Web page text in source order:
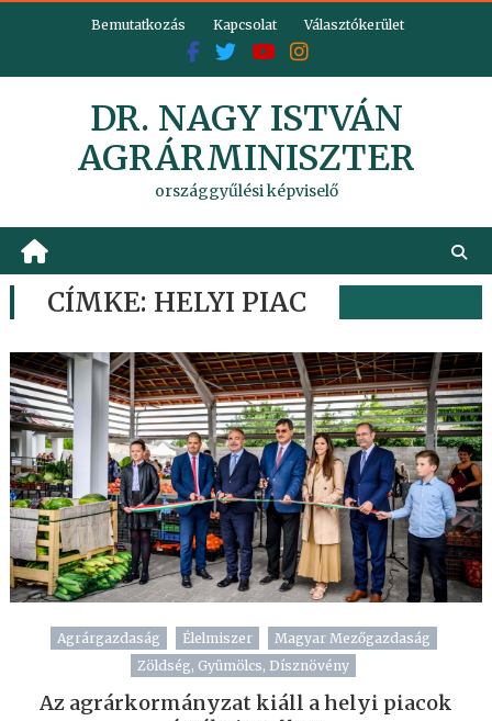
Bemutatkozás Kapcsolat Választókerület
DR. NAGY ISTVÁN
AGRÁRMINISZTER
országgyűlési képviselő
CÍMKE: HELYI PIAC
Agrárgazdaság Élelmiszer
Magyar Mezőgazdaság
Zöldség, Gyümölcs, Dísznövény
Az agrárkormányzat kiáll a helyi piacok